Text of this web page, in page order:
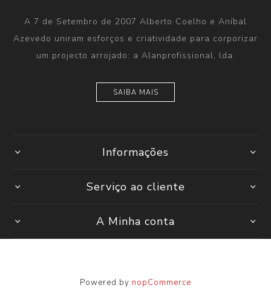
A 7 de Setembro de 2007 Alberto Coelho e Aníbal
Azevedo uniram esforços e criatividade para corporizar
um projecto arrojado: a Alanprofissional, lda.
SAIBA MAIS
Informações
Serviço ao cliente
A Minha conta
Powered by nopCommerce